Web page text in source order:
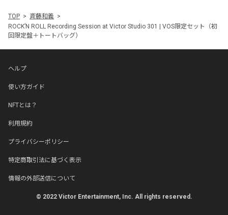
TOP
斉藤和義
ROCK’N ROLL Recording Session at Victor Studio 301 | VOS限定セット（初
回限定盤＋トートバッグ）
ヘルプ
使い方ガイド
NFTとは？
利用規約
プライバシーポリシー
特定商取引法に基づく表示
情報の外部送信について
© 2022 Victor Entertainment, Inc. All rights reserved.